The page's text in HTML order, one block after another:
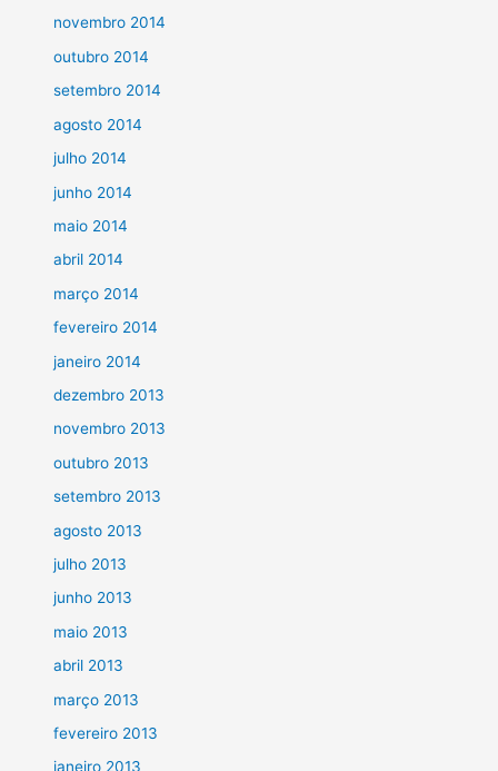
novembro 2014
outubro 2014
setembro 2014
agosto 2014
julho 2014
junho 2014
maio 2014
abril 2014
março 2014
fevereiro 2014
janeiro 2014
dezembro 2013
novembro 2013
outubro 2013
setembro 2013
agosto 2013
julho 2013
junho 2013
maio 2013
abril 2013
março 2013
fevereiro 2013
janeiro 2013